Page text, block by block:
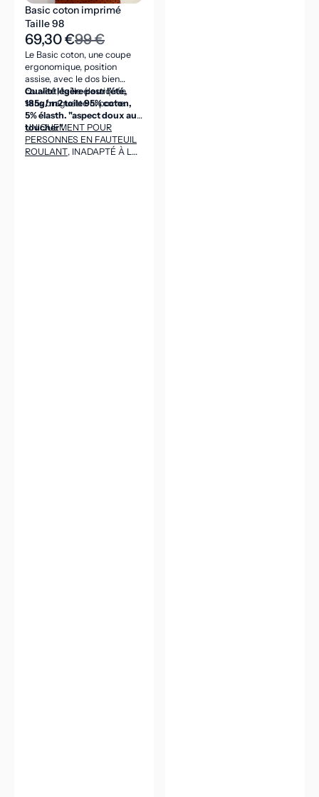
Basic coton imprimé
Taille 98
69,30 €99 €
Le Basic coton, une coupe
ergonomique, position
assise, avec le dos bien
couvert, taille élastiquée,
sans braguette ni poche.
Qualité légère pour l'été,
185g/m2 toile 95% coton,
5% élasth. "aspect doux au
toucher".
UNIQUEMENT POUR
PERSONNES EN FAUTEUIL
ROULANT, INADAPTÉ À LA